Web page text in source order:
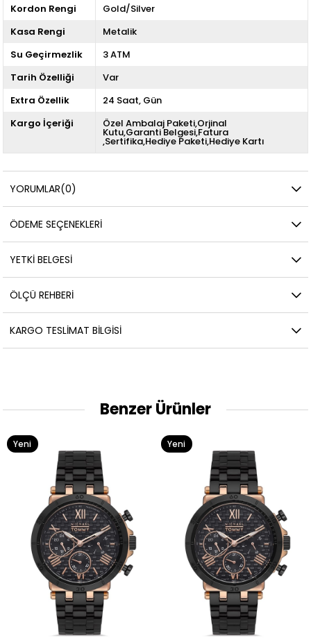
Kordon Rengi
Gold/Silver
Kasa Rengi
Metalik
Su Geçirmezlik
3 ATM
Tarih Özelliği
Var
Extra Özellik
24 Saat Gün
Kargo İçeriği
Özel Ambalaj Paketi,Orjinal
Kutu,Garanti Belgesi,Fatura
,Sertifika,Hediye Paketi,Hediye Kartı
YORUMLAR(0)
ÖDEME SEÇENEKLERI
YETKİ BELGESİ
ÖLÇÜ REHBERI
KARGO TESLIMAT BILGISI
Benzer Ürünler
Yeni
Yeni